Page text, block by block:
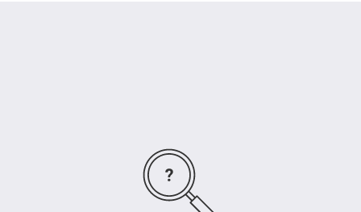
Всі завантажувальні пристрої обладнані спеціальними
обмежувальними дугами, що спеціально захищають пацієнтів
під час навантаження, вивантаження та транспортування.
Ціна на завантажувальні пристрої, представлені в Біомед —